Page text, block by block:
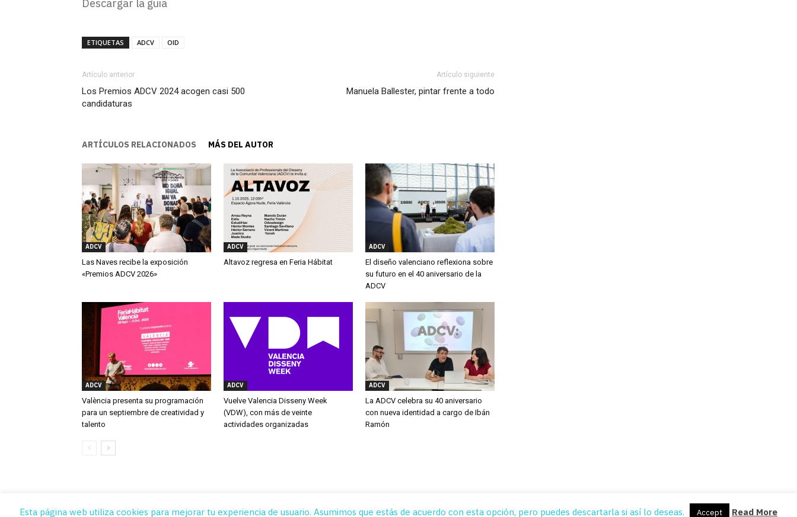
Descargar la guia
ETIQUETAS ADCV OID
Artículo anterior
Los Premios ADCV 2024 acogen casi 500
candidaturas
Artículo siguiente
Manuela Ballester, pintar frente a todo
ARTÍCULOS RELACIONADOS MÁS DEL AUTOR
ADCV
Las Naves recibe la exposición
«Premios ADCV 2026»
ADCV
Altavoz regresa en Feria Hábitat
ADCV
El diseño valenciano reflexiona sobre
su futuro en el 40 aniversario de la
ADCV
ADCV
València presenta su programación
para un septiembre de creatividad y
talento
ADCV
Vuelve Valencia Disseny Week
(VDW), con más de veinte
actividades organizadas
ADCV
La ADCV celebra su 40 aniversario
con nueva identidad a cargo de Ibán
Ramón
Esta página web utiliza cookies para mejorar tu experiencia de usuario. Asumimos que estás de acuerdo con esta opción, pero puedes descartarla si así lo deseas. Accept Read More